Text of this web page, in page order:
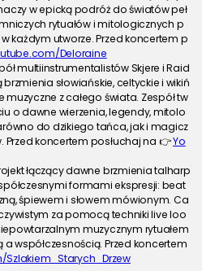
w epicką podróż do światów peł
rytuałów i mitologicznych p
każdym utworze. Przed koncertem p
Deloraine
multiinstrumentalistów Skjere i Raid
słowiańskie, celtyckie i wikiń
z całego świata. Zespół tw
o dawne wierzenia, legendy, mitolo
do dzikiego tańca, jak i magicz
koncertem posłuchaj na 👉 Yo
łączący dawne brzmienia talharp
formami ekspresji: beat
śpiewem i słowem mówionym. Ca
za pomocą techniki live loo
muzycznym rytuałem
a współczesnością. Przed koncertem
Szlakiem_Starych_Drzew